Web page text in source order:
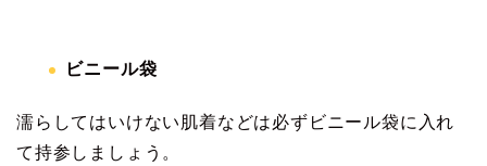
ビニール袋
濡らしてはいけない肌着などは必ずビニール袋に入れ
て持参しましょう。